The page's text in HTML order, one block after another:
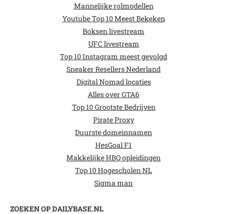
Mannelijke rolmodellen
Youtube Top 10 Meest Bekeken
Boksen livestream
UFC livestream
Top 10 Instagram meest gevolgd
Sneaker Resellers Nederland
Digital Nomad locaties
Alles over GTA6
Top 10 Grootste Bedrijven
Pirate Proxy
Duurste domeinnamen
HesGoal F1
Makkelijke HBO opleidingen
Top 10 Hogescholen NL
Sigma man
ZOEKEN OP DAILYBASE.NL